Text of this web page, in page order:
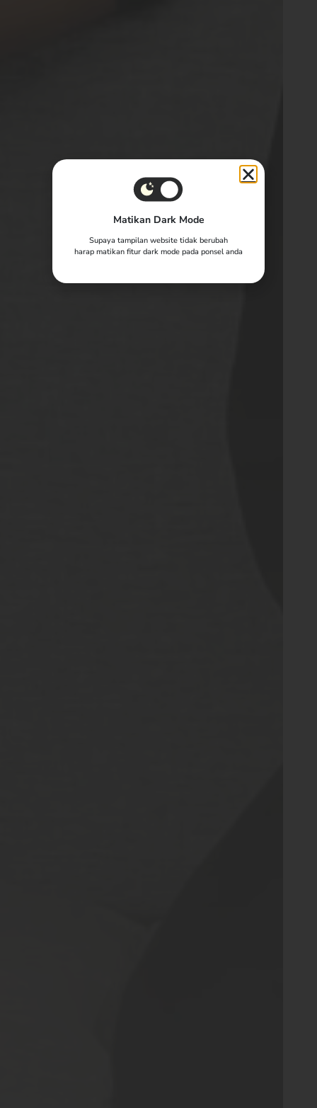
Matikan Dark Mode
Supaya tampilan website tidak berubah
harap matikan fitur dark mode pada ponsel anda